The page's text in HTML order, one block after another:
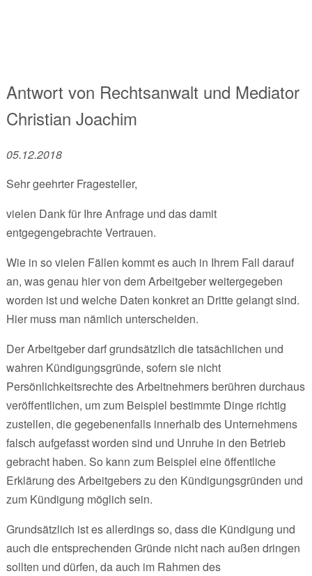
Antwort von Rechtsanwalt und Mediator
Christian Joachim
05.12.2018
Sehr geehrter Fragesteller,
vielen Dank für Ihre Anfrage und das damit
entgegengebrachte Vertrauen.
Wie in so vielen Fällen kommt es auch in Ihrem Fall darauf
an, was genau hier von dem Arbeitgeber weitergegeben
worden ist und welche Daten konkret an Dritte gelangt sind.
Hier muss man nämlich unterscheiden.
Der Arbeitgeber darf grundsätzlich die tatsächlichen und
wahren Kündigungsgründe, sofern sie nicht
Persönlichkeitsrechte des Arbeitnehmers berühren durchaus
veröffentlichen, um zum Beispiel bestimmte Dinge richtig
zustellen, die gegebenenfalls innerhalb des Unternehmens
falsch aufgefasst worden sind und Unruhe in den Betrieb
gebracht haben. So kann zum Beispiel eine öffentliche
Erklärung des Arbeitgebers zu den Kündigungsgründen und
zum Kündigung möglich sein.
Grundsätzlich ist es allerdings so, dass die Kündigung und
auch die entsprechenden Gründe nicht nach außen dringen
sollten und dürfen, da auch im Rahmen des